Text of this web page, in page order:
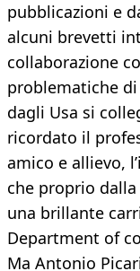
pubblicazioni e
alcuni brevetti
collaborazione
problematiche
dagli Usa si
ricordato il
amico e allievo,
che proprio
una brillante
Department of
Ma Antonio